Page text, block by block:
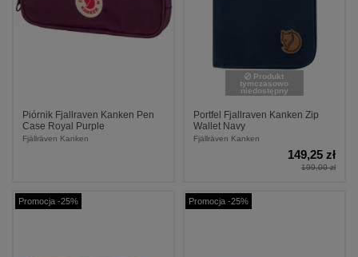
Piórnik Fjallraven Kanken Pen
Case Royal Purple
Fjällräven Kanken
Produkt
tymczasowo
niedostępny
Portfel Fjallraven Kanken Zip
Wallet Navy
Fjällräven Kanken
149,25 zł
199,00 zł
Promocja -25% Promocja -25%